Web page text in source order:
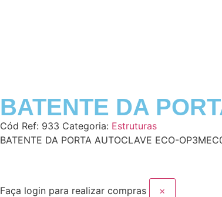
BATENTE DA
Cód Ref: 933 Categoria: Estruturas
BATENTE DA PORTA AUTOCLAVE ECO-
Faça login para realizar compras ×